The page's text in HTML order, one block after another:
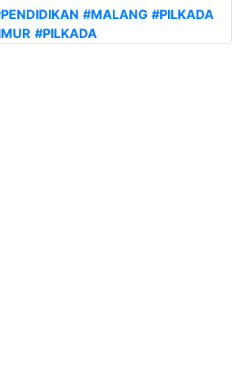
#MALANG #PILKADA
#PILKADA